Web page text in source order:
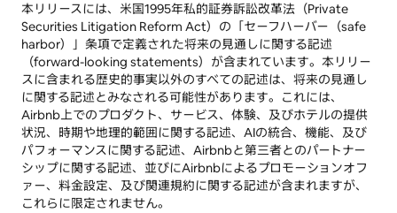
本リリースには、米国1995年私的証券訴訟改革法（Private
Securities Litigation Reform Act）の「セーフハーバー（safe
harbor）」条項で定義された将来の見通しに関する記述
（forward-looking statements）が含まれています。本リリー
スに含まれる歴史的事実以外のすべての記述は、将来の見通し
に関する記述とみなされる可能性があります。これには、
Airbnb上でのプロダクト、サービス、体験、及びホテルの提供
状況、時期や地理的範囲に関する記述、AIの統合、機能、及び
パフォーマンスに関する記述、Airbnbと第三者とのパートナー
シップに関する記述、並びにAirbnbによるプロモーションオフ
ァー、料金設定、及び関連規約に関する記述が含まれますが、
これらに限定されません。